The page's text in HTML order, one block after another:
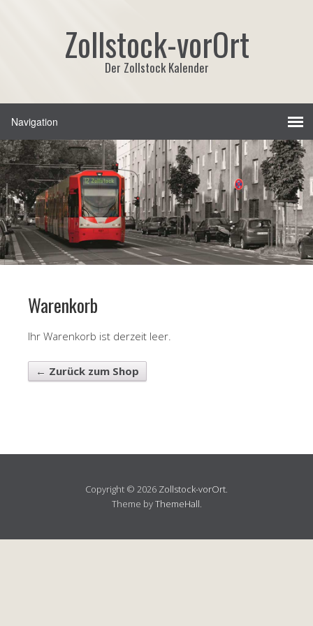
Zollstock-vorOrt
Der Zollstock Kalender
Warenkorb
Ihr Warenkorb ist derzeit leer.
← Zurück zum Shop
Copyright © 2026 Zollstock-vorOrt.
Theme byThemeHall.